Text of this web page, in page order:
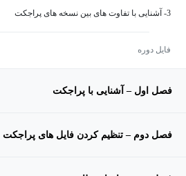
فایل دوره
فصل اول – آشنایی با پراجکت
فصل دوم – تنظیم کردن فایل های پراجکت